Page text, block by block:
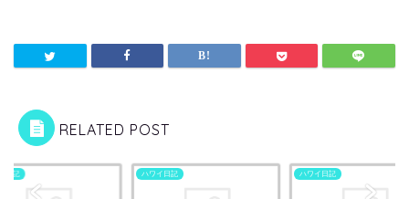
RELATED POST
日記 ハワイ日記 ハワイ日記